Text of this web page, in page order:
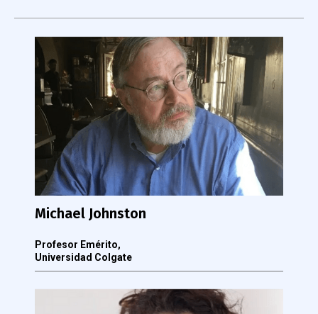
Michael Johnston
Profesor Emérito,
Universidad Colgate